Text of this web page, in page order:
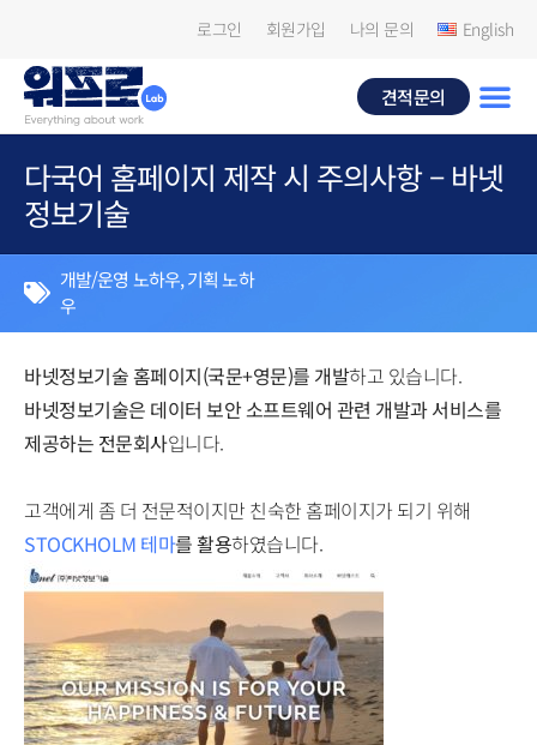
로그인 회원가입 나의 문의 English
견적문의
다국어 홈페이지 제작 시 주의사항 – 바넷
정보기술
개발/운영 노하우,기획 노하
우
바넷정보기술 홈페이지(국문+영문)를 개발하고 있습니다.
바넷정보기술은 데이터 보안 소프트웨어 관련 개발과 서비스를
제공하는 전문회사입니다.
고객에게 좀 더 전문적이지만 친숙한 홈페이지가 되기 위해
STOCKHOLM 테마를 활용하였습니다.